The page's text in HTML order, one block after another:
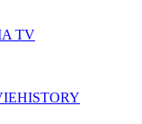
TV
HISTORY